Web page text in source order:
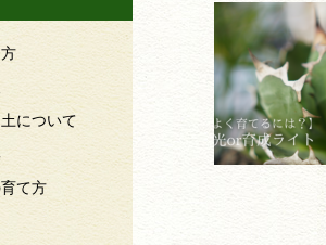
について
て方